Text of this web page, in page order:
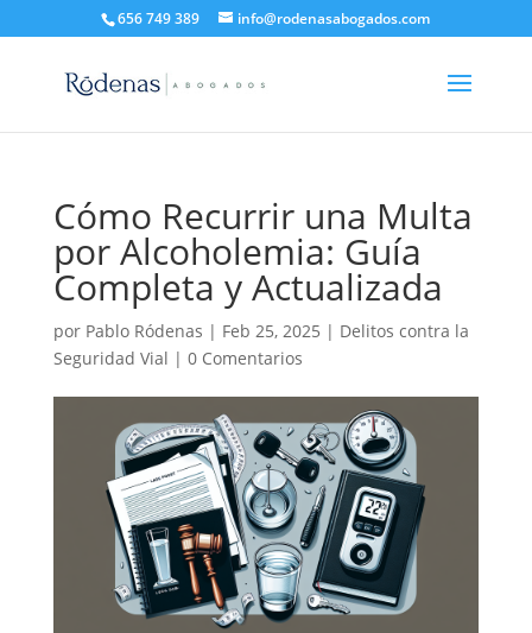
656 749 389 info@rodenasabogados.com
Cómo Recurrir una Multa
por Alcoholemia: Guía
Completa y Actualizada
por Pablo Ródenas | Feb 25, 2025 | Delitos contra la
Seguridad Vial | 0 Comentarios